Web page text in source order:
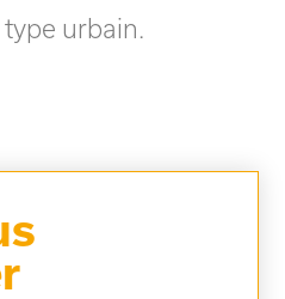
urbain.